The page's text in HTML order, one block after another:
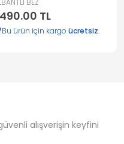
BEZ
TL
Bu ürün için kargo ücretsiz.
alışverişin keyfini